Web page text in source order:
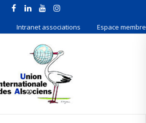
Intranet associations Espace membre